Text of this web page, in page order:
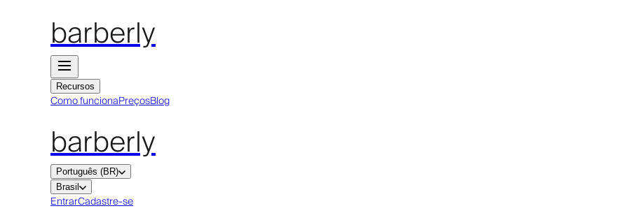
barberly
Recursos
Como funcionaPreçosBlog
barberly
Português (BR)
Brasil
EntrarCadastre-se